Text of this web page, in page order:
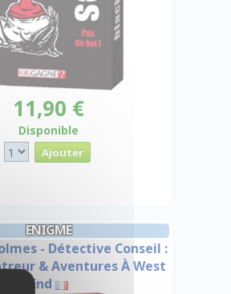
11,90 €
Disponible
ENIGME
- Détective Conseil :
& Aventures À West
End